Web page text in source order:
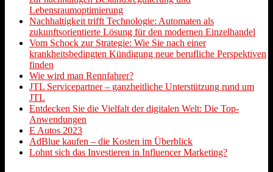
Lebensraumoptimierung
Nachhaltigkeit trifft Technologie: Automaten als
zukunftsorientierte Lösung für den modernen Einzelhandel
Vom Schock zur Strategie: Wie Sie nach einer
krankheitsbedingten Kündigung neue berufliche Perspektiven
finden
Wie wird man Rennfahrer?
JTL Servicepartner – ganzheitliche Unterstützung rund um
JTL
Entdecken Sie die Vielfalt der digitalen Welt: Die Top-
Anwendungen
E Autos 2023
AdBlue kaufen – die Kosten im Überblick
Lohnt sich das Investieren in Influencer Marketing?